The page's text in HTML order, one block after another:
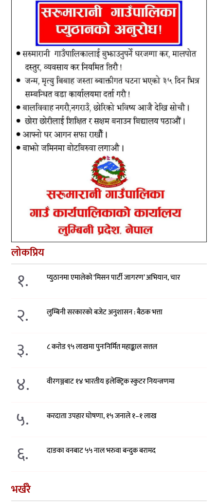
लोकप्रिय
१. प्युठानमा एमालेको ‘मिसन पार्टी जागरण’ अभियान, चार
२. लुम्बिनी सरकारको बजेट अनुशासन : बैठक भत्ता
३. ८ करोड ९५ लाखमा पुनःनिर्मित महाङ्काल सत्तल
४. वीरगञ्जबाट १४ भारतीय इलेक्ट्रिक स्कुटर नियन्त्रणमा
५. करदाता उपहार घोषणा, १५ जनाले १–१ लाख
६. दाङका वनबाट ५५ नाल भरुवा बन्दुक बरामद
भर्खरै